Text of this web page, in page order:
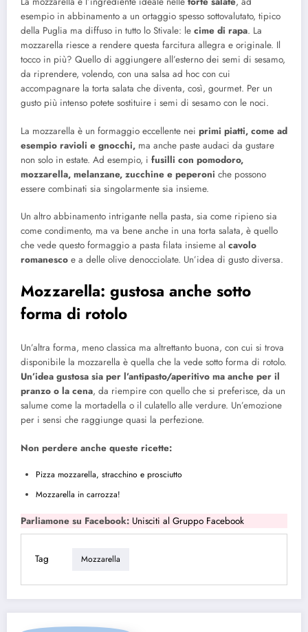
esempio in abbinamento a un ortaggio spesso sottovalutato, tipico
della Puglia ma diffuso in tutto lo Stivale: le cime di rapa. La
mozzarella riesce a rendere questa farcitura allegra e originale. Il
tocco in più? Quello di aggiungere all’esterno dei semi di sesamo,
da riprendere, volendo, con una salsa ad hoc con cui
accompagnare la torta salata che diventa, così, gourmet. Per un
gusto più intenso potete sostituire i semi di sesamo con le noci.
La mozzarella è un formaggio eccellente nei primi piatti, come ad
esempio ravioli e gnocchi, ma anche paste audaci da gustare
non solo in estate. Ad esempio, i fusilli con pomodoro,
mozzarella, melanzane, zucchine e peperoni che possono
essere combinati sia singolarmente sia insieme.
Un altro abbinamento intrigante nella pasta, sia come ripieno sia
come condimento, ma va bene anche in una torta salata, è quello
che vede questo formaggio a pasta filata insieme al cavolo
romanesco e a delle olive denocciolate. Un’idea di gusto diversa.
Mozzarella: gustosa anche sotto
forma di rotolo
Un’altra forma, meno classica ma altrettanto buona, con cui si trova
disponibile la mozzarella è quella che la vede sotto forma di rotolo.
Un’idea gustosa sia per l’antipasto/aperitivo ma anche per il
pranzo o la cena, da riempire con quello che si preferisce, da un
salume come la mortadella o il culatello alle verdure. Un’emozione
per i sensi che raggiunge quasi la perfezione.
Non perdere anche queste ricette:
Pizza mozzarella, stracchino e prosciutto
Mozzarella in carrozza!
Parliamone su Facebook: Unisciti al Gruppo Facebook
Tag Mozzarella